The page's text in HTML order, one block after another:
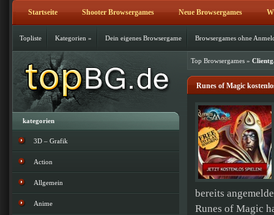
Startseite Shooter Browsergames Neue Browsergames
Topliste Kategorien » Dein eigenes Browsergame Browsergames ohne
Top Browsergames »
Runes of Magic
bereits
Runes of Magic
kategorien
3D – Grafik
Action
Allgemein
Anime